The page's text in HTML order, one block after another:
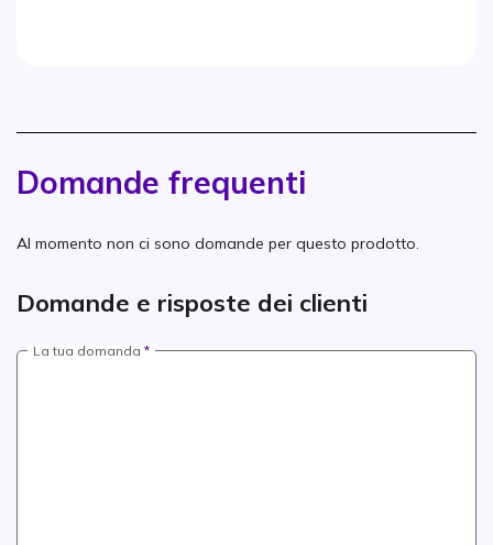
Domande frequenti
Al momento non ci sono domande per questo prodotto.
Domande e risposte dei clienti
La tua domanda